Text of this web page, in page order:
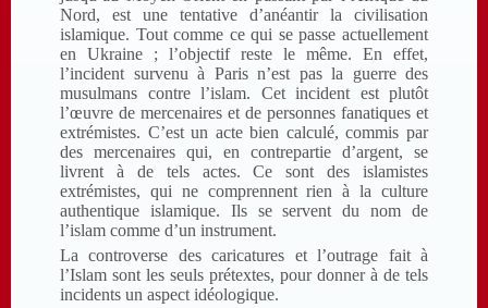
Nord, est une tentative d’anéantir la civilisation
islamique. Tout comme ce qui se passe actuellement
en Ukraine ; l’objectif reste le même. En effet,
l’incident survenu à Paris n’est pas la guerre des
musulmans contre l’islam. Cet incident est plutôt
l’œuvre de mercenaires et de personnes fanatiques et
extrémistes. C’est un acte bien calculé, commis par
des mercenaires qui, en contrepartie d’argent, se
livrent à de tels actes. Ce sont des islamistes
extrémistes, qui ne comprennent rien à la culture
authentique islamique. Ils se servent du nom de
l’islam comme d’un instrument.
La controverse des caricatures et l’outrage fait à
l’Islam sont les seuls prétextes, pour donner à de tels
incidents un aspect idéologique.